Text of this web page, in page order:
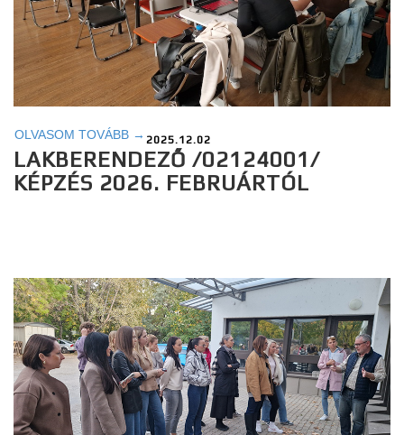
OLVASOM TOVÁBB → 2025.12.02
LAKBERENDEZŐ /02124001/
KÉPZÉS 2026. FEBRUÁRTÓL